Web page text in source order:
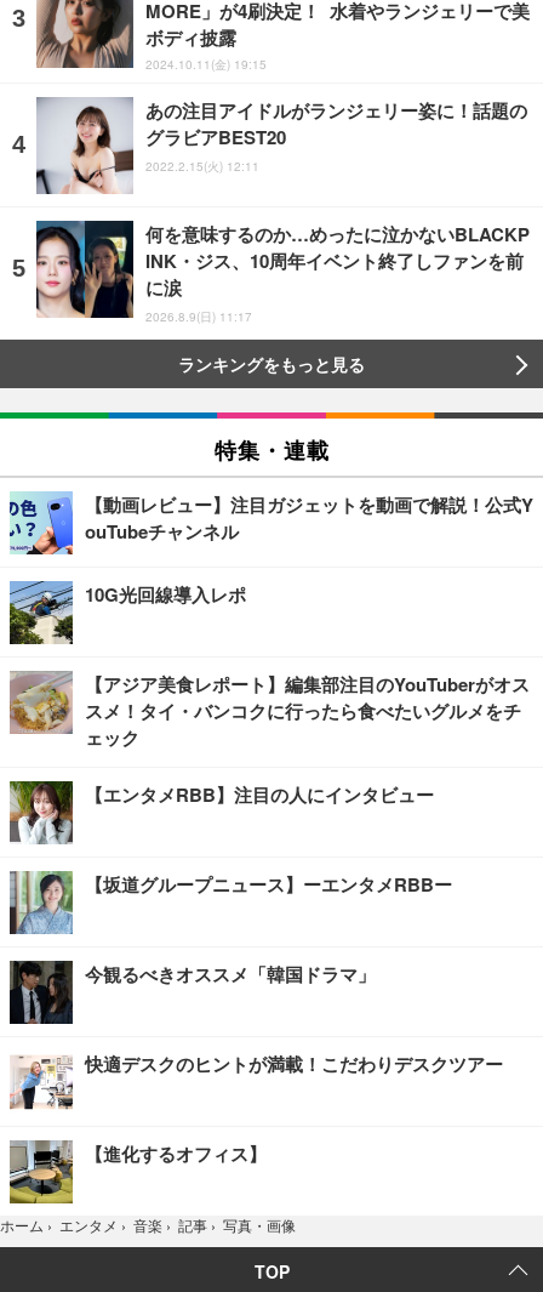
MORE」が4刷決定！ 水着やランジェリーで美
ボディ披露
2024.10.11(金) 19:15
あの注目アイドルがランジェリー姿に！話題の
グラビアBEST20
2022.2.15(火) 12:11
何を意味するのか…めったに泣かないBLACKP
INK・ジス、10周年イベント終了しファンを前
に涙
2026.8.9(日) 11:17
ランキングをもっと見る
特集・連載
【動画レビュー】注目ガジェットを動画で解説！公式Y
ouTubeチャンネル
10G光回線導入レポ
【アジア美食レポート】編集部注目のYouTuberがオス
スメ！タイ・バンコクに行ったら食べたいグルメをチ
ェック
【エンタメRBB】注目の人にインタビュー
【坂道グループニュース】ーエンタメRBBー
今観るべきオススメ「韓国ドラマ」
快適デスクのヒントが満載！こだわりデスクツアー
【進化するオフィス】
ホーム › エンタメ › 音楽 › 記事 › 写真・画像
TOP